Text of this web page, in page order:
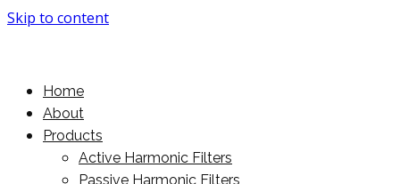
Skip to content
PowerMore Ltd
More Power For You
Home
About
Products
Active Harmonic Filters
Passive Harmonic Filters